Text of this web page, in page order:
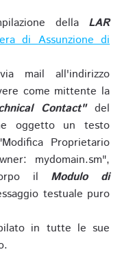
della LAR
di Assunzione di
mail all'indirizzo
come mittente la
Contact"del
oggetto un testo
Proprietario
mydomain.sm",
il Modulo di
testuale puro
in tutte le sue